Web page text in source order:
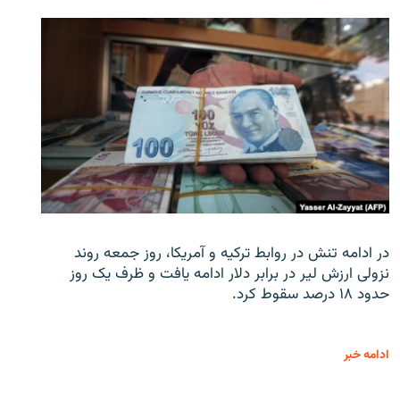
در ادامه تنش در روابط ترکیه و آمریکا، روز جمعه روند
نزولی ارزش لیر در برابر دلار ادامه یافت و ظرف یک روز
حدود ۱۸ درصد سقوط کرد.
ادامه خبر